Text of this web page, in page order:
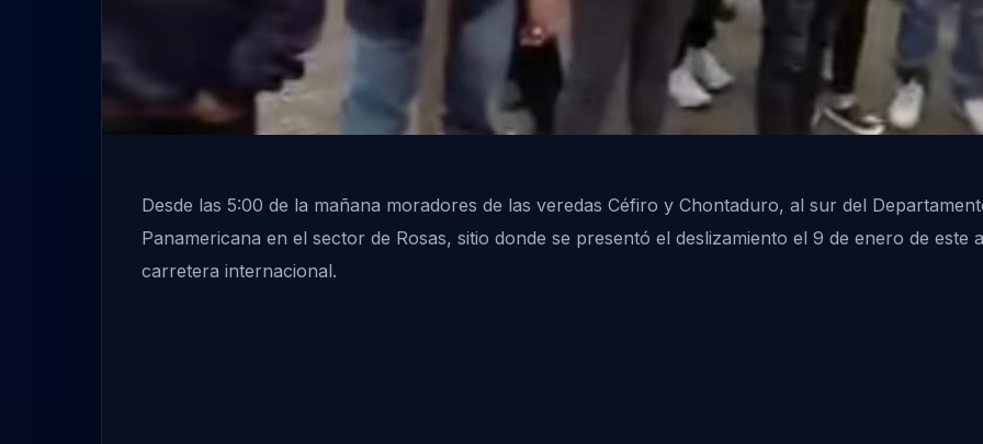
Desde las 5:00 de la mañana moradores de las veredas Céfiro y Chontaduro, al sur del
Panamericana en el sector de Rosas, sitio donde se presentó el deslizamiento el 9 de enero de
carretera internacional.